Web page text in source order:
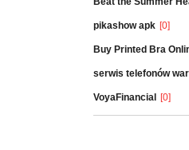
pikashow apk [0]
Buy Printed Bra
serwis telefonów
VoyaFinancial [0]